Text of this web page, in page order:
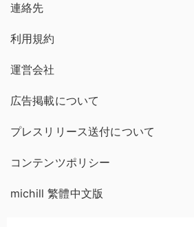
連絡先
利用規約
運営会社
広告掲載について
プレスリリース送付について
コンテンツポリシー
michill 繁體中文版